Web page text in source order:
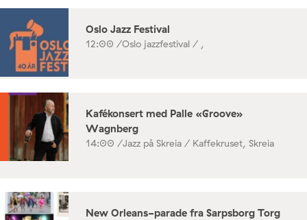
Oslo Jazz Festival
12:00 /Oslo jazzfestival / ,
Kafékonsert med Palle «Groove»
Wagnberg
14:00 /Jazz på Skreia / Kaffekruset, Skreia
New Orleans-parade fra Sarpsborg Torg